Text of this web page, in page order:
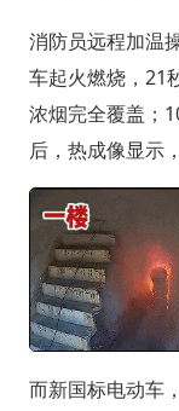
消防员远程加温
车起火燃烧，21
浓烟完全覆盖；
后，热成像显示
而新国标电动车